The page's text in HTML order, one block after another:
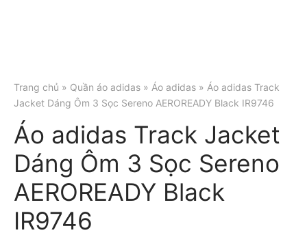
Trang chủ » Quần áo adidas » Áo adidas » Áo adidas Track
Jacket Dáng Ôm 3 Sọc Sereno AEROREADY Black IR9746
Áo adidas Track Jacket
Dáng Ôm 3 Sọc Sereno
AEROREADY Black
IR9746